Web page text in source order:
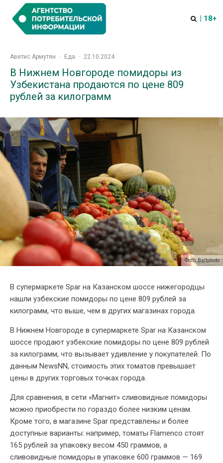
| 18+
Аветис Армутян · Еда · 22.10.2024
В Нижнем Новгороде помидоры из
Узбекистана продаются по цене 809
рублей за килограмм
Фото: Baltphoto
В супермаркете Spar на Казанском шоссе нижегородцы
нашли узбекские помидоры по цене 809 рублей за
килограмм, что выше, чем в других магазинах города.
В Нижнем Новгороде в супермаркете Spar на Казанском
шоссе продают узбекские помидоры по цене 809 рублей
за килограмм, что вызывает удивление у покупателей. По
данным NewsNN, стоимость этих томатов превышает
цены в других торговых точках города.
Для сравнения, в сети «Магнит» сливовидные помидоры
можно приобрести по гораздо более низким ценам.
Кроме того, в магазине Spar представлены и более
доступные варианты: например, томаты Flamenco стоят
165 рублей за упаковку весом 450 граммов, а
сливовидные помидоры в упаковке 600 граммов — 169